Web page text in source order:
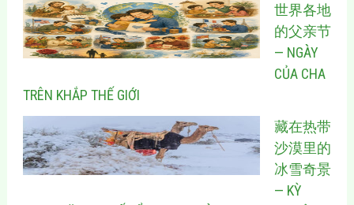
世界各地
的父亲节
— NGÀY
CỦA CHA
TRÊN KHẮP THẾ GIỚI
藏在热带
沙漠里的
冰雪奇景
— KỲ